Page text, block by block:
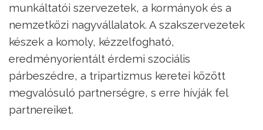
munkáltatói szervezetek, a kormányok és a
nemzetközi nagyvállalatok. A szakszervezetek
készek a komoly, kézzelfogható,
eredményorientált érdemi szociális
párbeszédre, a tripartizmus keretei között
megvalósuló partnerségre, s erre hívják fel
partnereiket.